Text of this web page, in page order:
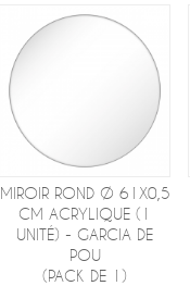
MIROIR ROND Ø 61X0,5
CM ACRYLIQUE (1
UNITÉ) - GARCIA DE
POU
(PACK DE 1)